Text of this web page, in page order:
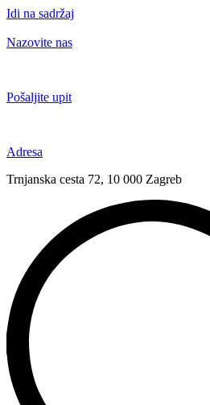
Idi na sadržaj
Nazovite nas
Pošaljite upit
Adresa
Trnjanska cesta 72, 10 000 Zagreb